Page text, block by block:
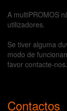
A multiPROMOS
utilizadores.
Se tiver alguma
modo de
favor contacte-nos.
Contactos